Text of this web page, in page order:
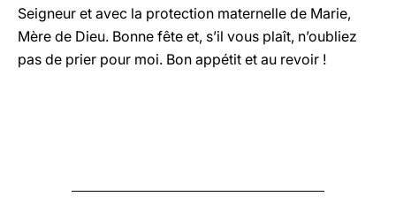
Seigneur et avec la protection maternelle de Marie,
Mère de Dieu. Bonne fête et, s’il vous plaît, n’oubliez
pas de prier pour moi. Bon appétit et au revoir !